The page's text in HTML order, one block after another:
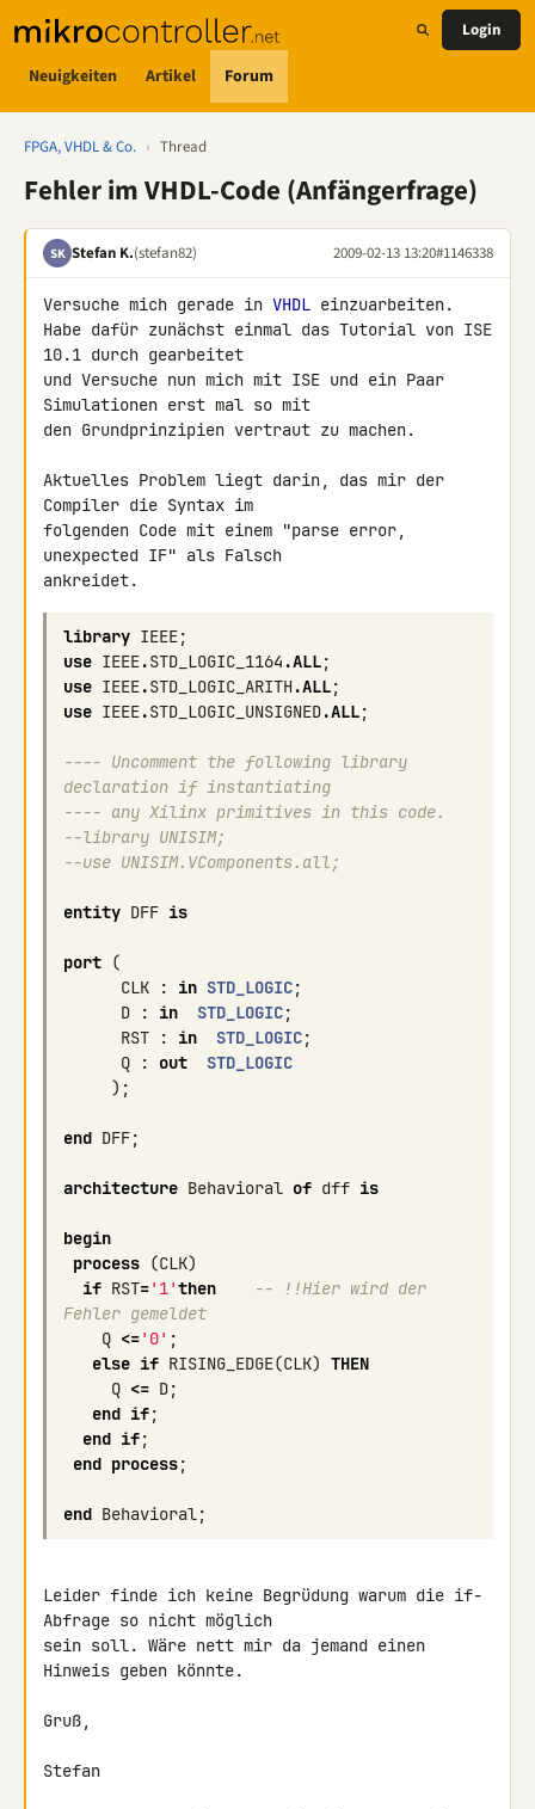
Neuigkeiten Artikel Forum
Login
FPGA, VHDL & Co. › Thread
Fehler im VHDL-Code (Anfängerfrage)
SK Stefan K.(stefan82) 2009-02-13 13:20#1146338
Versuche mich gerade in VHDL einzuarbeiten.
Habe dafür zunächst einmal das Tutorial von ISE
10.1 durch gearbeitet
und Versuche nun mich mit ISE und ein Paar
Simulationen erst mal so mit
den Grundprinzipien vertraut zu machen.
Aktuelles Problem liegt darin, das mir der
Compiler die Syntax im
folgenden Code mit einem "parse error,
unexpected IF" als Falsch
library IEEE;
use IEEE.STD_LOGIC_1164 .ALL;
use IEEE.STD_LOGIC_ARITH .ALL;
use IEEE.STD_LOGIC_UNSIGNED.ALL;
---- Uncomment the following library
declaration if instantiating
---- any Xilinx primitives in this code.
--library UNISIM;
--use UNISIM.VComponents.all;
entity DFF is
port (
CLK
: in STD_LOGIC;
D
: in STD_LOGIC;
RST
: in STD_LOGIC;
Q
: out
STD_LOGIC
);
end DFF;
architecture Behavioral of dff is
begin
process (CLK)
if RST='1'then
-- !!Hier wird der
Fehler gemeldet
Q <='0' ;
else if RISING_EDGE(CLK) THEN
Q <= D;
end if;
end if;
end process;
end Behavioral;
Leider finde ich keine Begrüdung warum die if-
Abfrage so nicht möglich
sein soll. Wäre nett mir da jemand einen
Hinweis geben könnte.
Gruß,
Stefan